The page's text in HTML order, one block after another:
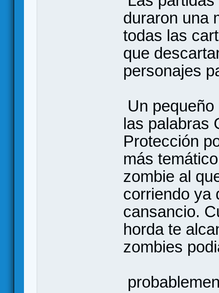
duraron una
todas las
que
personajes
Un
las palabras
Protección
más
zombie al
corriendo ya
cansancio.
horda te
zombies